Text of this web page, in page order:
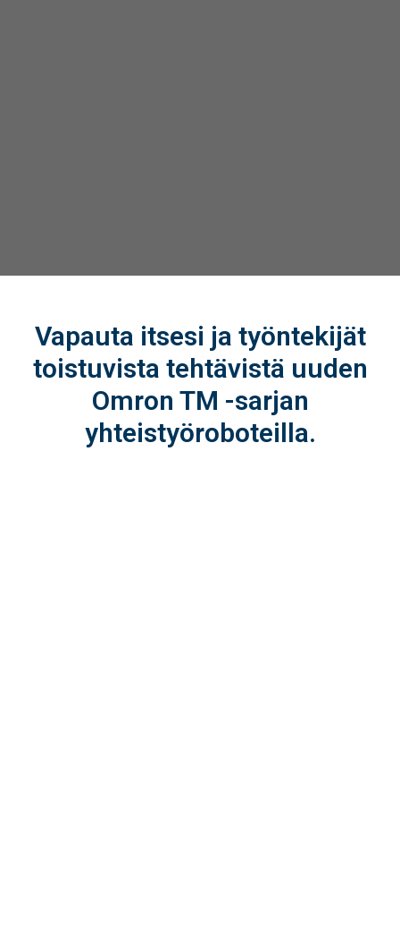
Vapauta itsesi ja työntekijät
toistuvista tehtävistä uuden
Omron TM -sarjan
yhteistyöroboteilla.